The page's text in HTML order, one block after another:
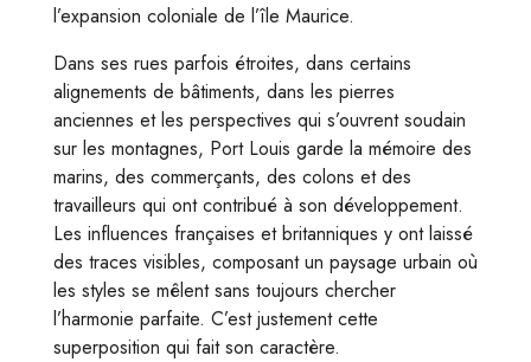
l’expansion coloniale de l’île Maurice.
Dans ses rues parfois étroites, dans certains
alignements de bâtiments, dans les pierres
anciennes et les perspectives qui s’ouvrent soudain
sur les montagnes, Port Louis garde la mémoire des
marins, des commerçants, des colons et des
travailleurs qui ont contribué à son développement.
Les influences françaises et britanniques y ont laissé
des traces visibles, composant un paysage urbain où
les styles se mêlent sans toujours chercher
l’harmonie parfaite. C’est justement cette
superposition qui fait son caractère.